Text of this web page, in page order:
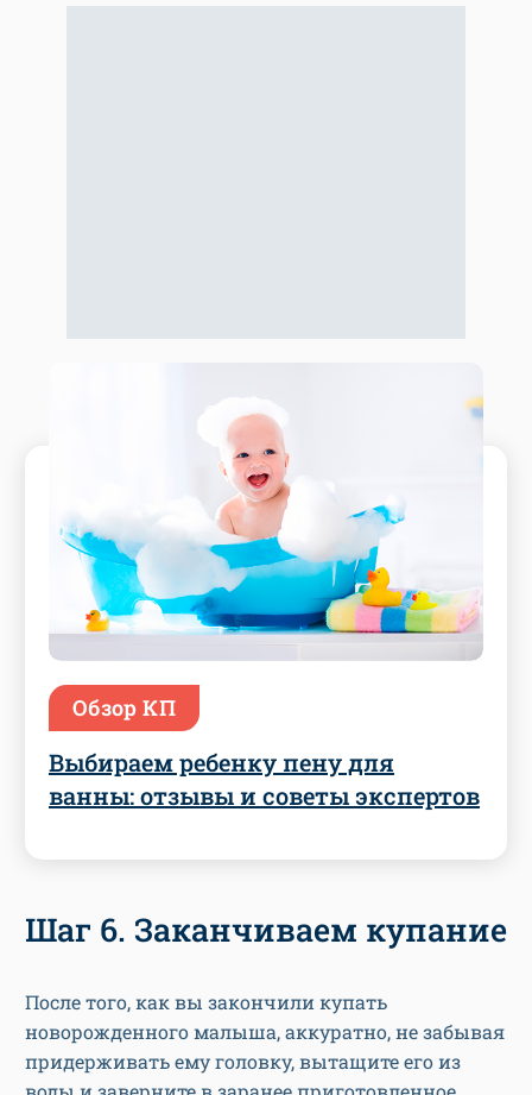
Обзор КП
Выбираем ребенку пену для
ванны: отзывы и советы экспертов
Шаг 6. Заканчиваем купание
После того, как вы закончили купать
новорожденного малыша, аккуратно, не забывая
придерживать ему головку, вытащите его из